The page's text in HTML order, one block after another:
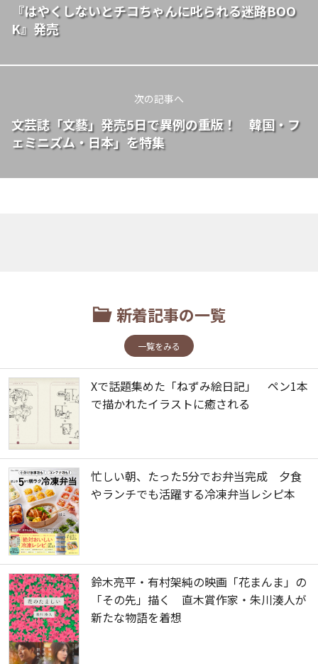
『はやくしないとチコちゃんに叱られる迷路BOO
K』発売
次の記事へ
文芸誌「文藝」発売5日で異例の重版！ 韓国・フ
ェミニズム・日本」を特集
新着記事の一覧
一覧をみる
Xで話題集めた「ねずみ絵日記」 ペン1本
で描かれたイラストに癒される
忙しい朝、たった5分でお弁当完成 夕食
やランチでも活躍する冷凍弁当レシピ本
鈴木亮平・有村架純の映画「花まんま」の
「その先」描く 直木賞作家・朱川湊人が
新たな物語を着想